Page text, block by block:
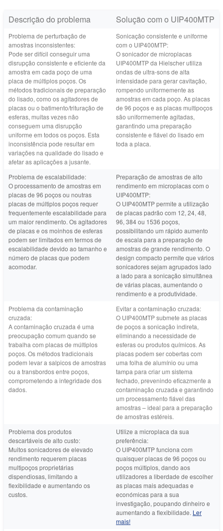
Descrição do problema Solução com o UIP400MTP
Problema de perturbação de
amostras inconsistentes:
Pode ser difícil conseguir uma
disrupção consistente e eficiente da
amostra em cada poço de uma
placa de múltiplos poços. Os
métodos tradicionais de preparação
do lisado, como os agitadores de
placas ou o batimento/trituração de
esferas, muitas vezes não
conseguem uma disrupção
uniforme em todos os poços. Esta
inconsistência pode resultar em
variações na qualidade do lisado e
afetar as aplicações a jusante.
Sonicação consistente e uniforme
com o UIP400MTP:
O sonicador de microplacas
UIP400MTP da Hielscher utiliza
ondas de ultra-sons de alta
intensidade para gerar cavitação,
rompendo uniformemente as
amostras em cada poço. As placas
de 96 poços e as placas multipoços
são uniformemente agitadas,
garantindo uma preparação
consistente e fiável do lisado em
toda a placa.
Problema de escalabilidade:
O processamento de amostras em
placas de 96 poços ou noutras
placas de múltiplos poços requer
frequentemente escalabilidade para
um maior rendimento. Os agitadores
de placas e os moinhos de esferas
podem ser limitados em termos de
escalabilidade devido ao tamanho e
número de placas que podem
acomodar.
Preparação de amostras de alto
rendimento em microplacas com o
UIP400MTP:
O UIP400MTP permite a utilização
de placas padrão com 12, 24, 48,
96, 384 ou 1536 poços,
possibilitando um rápido aumento
de escala para a preparação de
amostras de grande rendimento. O
design compacto permite que vários
sonicadores sejam agrupados lado
a lado para a sonicação simultânea
de várias placas, aumentando o
rendimento e a produtividade.
Problema da contaminação
cruzada:
A contaminação cruzada é uma
preocupação comum quando se
trabalha com placas de múltiplos
poços. Os métodos tradicionais
podem levar a salpicos de amostras
ou a transbordos entre poços,
comprometendo a integridade dos
dados.
Evitar a contaminação cruzada:
O UIP400MTP submete as placas
de poços a sonicação indireta,
eliminando a necessidade de
esferas ou produtos químicos. As
placas podem ser cobertas com
uma folha de alumínio ou uma
tampa para criar um sistema
fechado, prevenindo eficazmente a
contaminação cruzada e garantindo
um processamento fiável das
amostras – ideal para a preparação
de amostras estéreis.
Problema dos produtos
descartáveis de alto custo:
Muitos sonicadores de elevado
rendimento requerem placas
multipoços proprietárias
dispendiosas, limitando a
flexibilidade e aumentando os
custos.
Utilize a microplaca da sua
preferência:
O UIP400MTP funciona com
quaisquer placas de 96 poços ou
poços múltiplos, dando aos
utilizadores a liberdade de escolher
as placas mais adequadas e
económicas para a sua
investigação, poupando dinheiro e
aumentando a flexibilidade. Ler
mais!